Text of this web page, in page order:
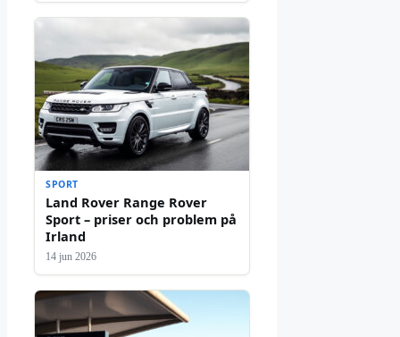
SPORT
Land Rover Range Rover
Sport – priser och problem på
Irland
14 jun 2026